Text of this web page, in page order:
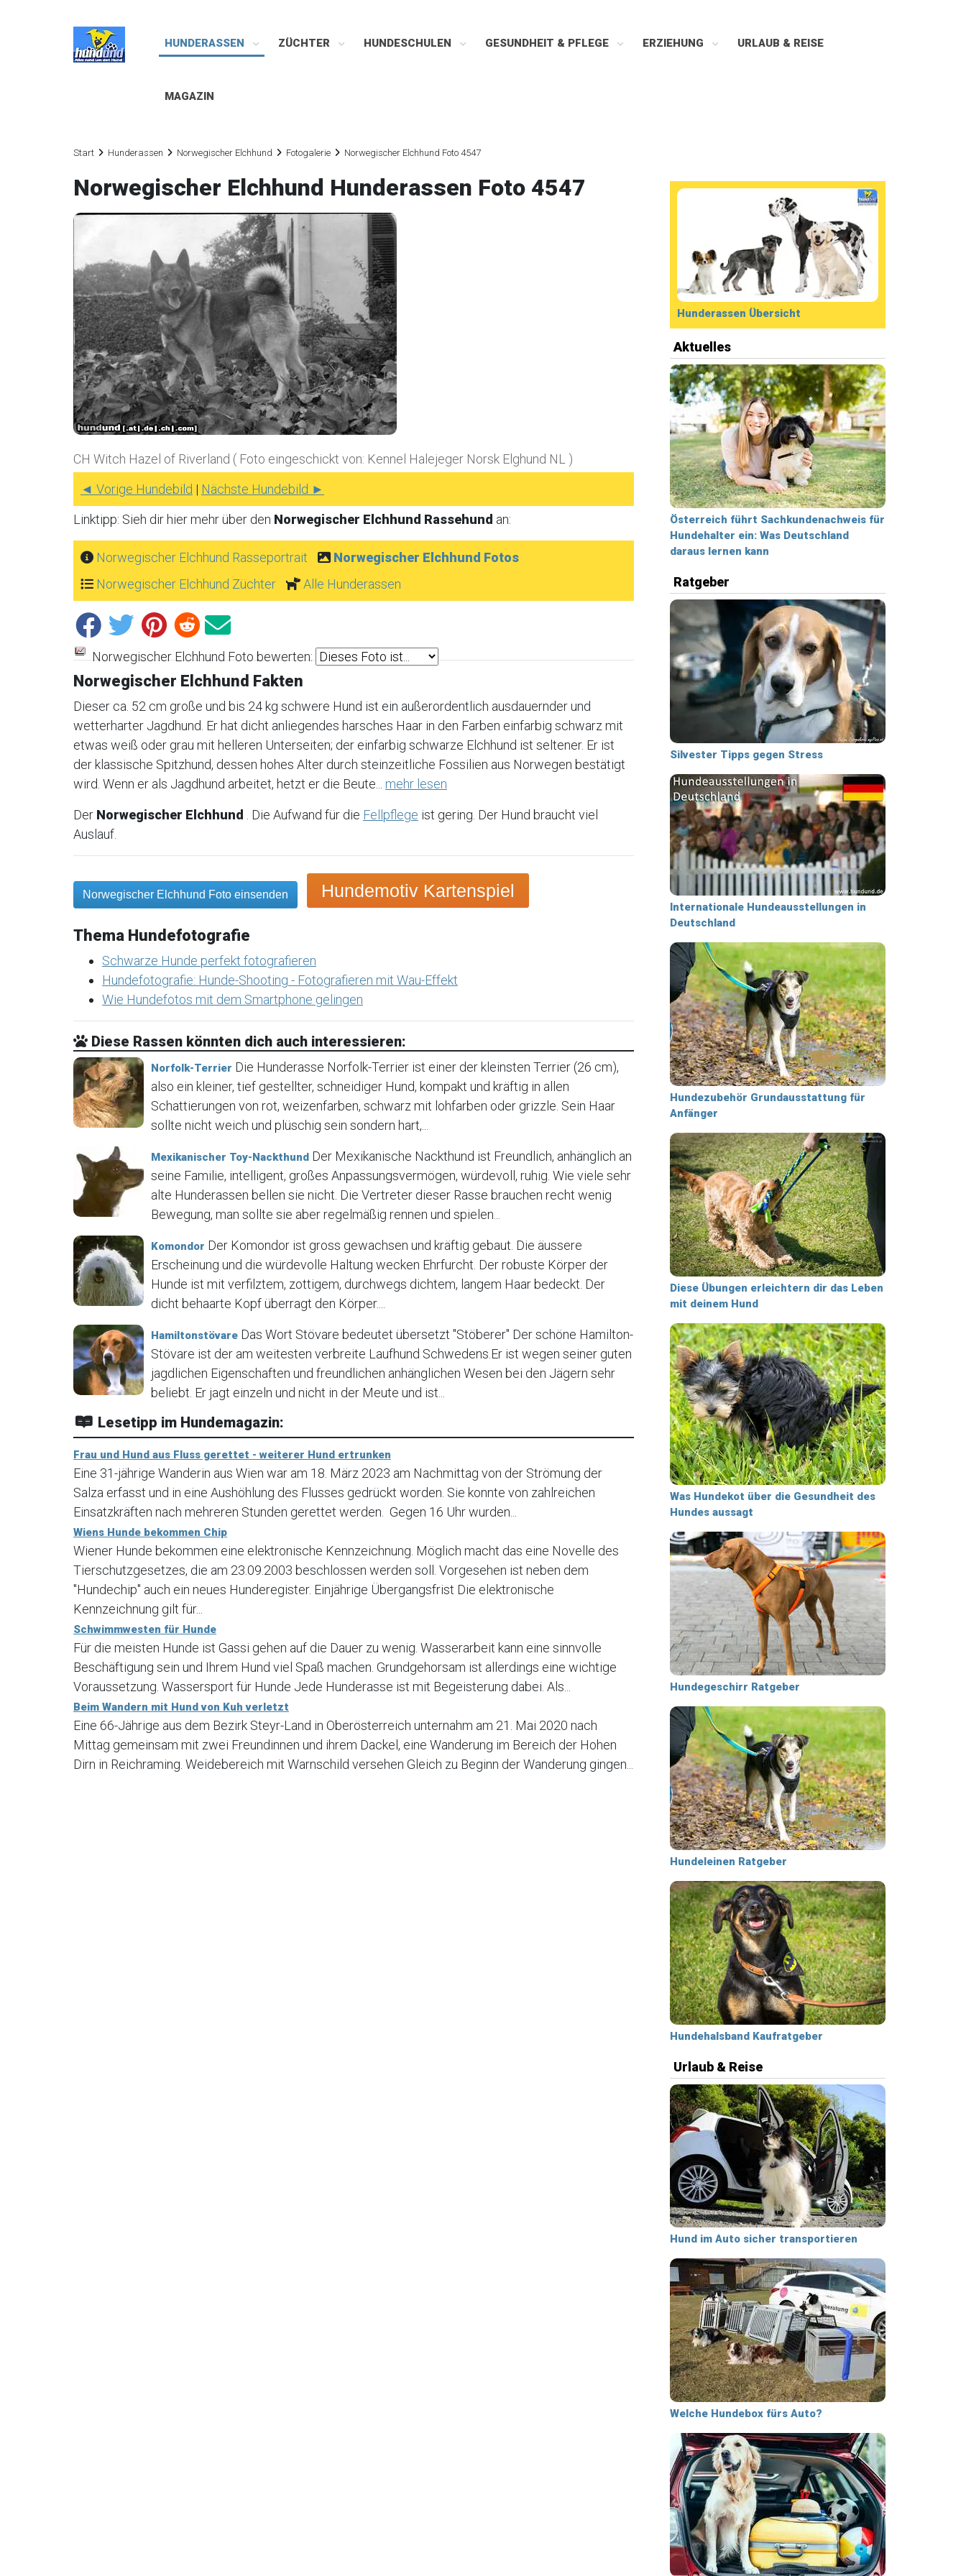
HUNDERASSEN ZÜCHTER HUNDESCHULEN GESUNDHEIT & PFLEGE ERZIEHUNG URLAUB & REISE
MAGAZIN
Start Hunderassen Norwegischer Elchhund Fotogalerie Norwegischer Elchhund Foto 4547
Norwegischer Elchhund Hunderassen Foto 4547
CH Witch Hazel of Riverland ( Foto eingeschickt von: Kennel Halejeger Norsk Elghund NL )
◄ Vorige Hundebild | Nächste Hundebild ►
Linktipp: Sieh dir hier mehr über den Norwegischer Elchhund Rassehund an:
Norwegischer Elchhund Rasseportrait
Norwegischer Elchhund Fotos
Norwegischer Elchhund Züchter
Alle Hunderassen
Norwegischer Elchhund Foto bewerten:
Norwegischer Elchhund Fakten
Dieser ca. 52 cm große und bis 24 kg schwere Hund ist ein außerordentlich ausdauernder und
wetterharter Jagdhund. Er hat dicht anliegendes harsches Haar in den Farben einfarbig schwarz mit
etwas weiß oder grau mit helleren Unterseiten; der einfarbig schwarze Elchhund ist seltener. Er ist
der klassische Spitzhund, dessen hohes Alter durch steinzeitliche Fossilien aus Norwegen bestätigt
wird. Wenn er als Jagdhund arbeitet, hetzt er die Beute... mehr lesen
Der Norwegischer Elchhund . Die Aufwand für die Fellpflege ist gering. Der Hund braucht viel
Auslauf.
Norwegischer Elchhund Foto einsenden Hundemotiv Kartenspiel
Thema Hundefotografie
Schwarze Hunde perfekt fotografieren
Hundefotografie: Hunde-Shooting - Fotografieren mit Wau-Effekt
Wie Hundefotos mit dem Smartphone gelingen
Diese Rassen könnten dich auch interessieren:
Norfolk-Terrier Die Hunderasse Norfolk-Terrier ist einer der kleinsten Terrier (26 cm),
also ein kleiner, tief gestellter, schneidiger Hund, kompakt und kräftig in allen
Schattierungen von rot, weizenfarben, schwarz mit lohfarben oder grizzle. Sein Haar
sollte nicht weich und plüschig sein sondern hart,...
Mexikanischer Toy-Nackthund Der Mexikanische Nackthund ist Freundlich, anhänglich an
seine Familie, intelligent, großes Anpassungsvermögen, würdevoll, ruhig. Wie viele sehr
alte Hunderassen bellen sie nicht. Die Vertreter dieser Rasse brauchen recht wenig
Bewegung, man sollte sie aber regelmäßig rennen und spielen...
Komondor Der Komondor ist gross gewachsen und kräftig gebaut. Die äussere
Erscheinung und die würdevolle Haltung wecken Ehrfurcht. Der robuste Körper der
Hunde ist mit verfilztem, zottigem, durchwegs dichtem, langem Haar bedeckt. Der
dicht behaarte Kopf überragt den Körper....
Hamiltonstövare Das Wort Stövare bedeutet übersetzt "Stöberer" Der schöne Hamilton-
Stövare ist der am weitesten verbreite Laufhund Schwedens.Er ist wegen seiner guten
jagdlichen Eigenschaften und freundlichen anhänglichen Wesen bei den Jägern sehr
beliebt. Er jagt einzeln und nicht in der Meute und ist...
Lesetipp im Hundemagazin:
Frau und Hund aus Fluss gerettet - weiterer Hund ertrunken
Eine 31-jährige Wanderin aus Wien war am 18. März 2023 am Nachmittag von der Strömung der
Salza erfasst und in eine Aushöhlung des Flusses gedrückt worden. Sie konnte von zahlreichen
Einsatzkräften nach mehreren Stunden gerettet werden. Gegen 16 Uhr wurden...
Wiens Hunde bekommen Chip
Wiener Hunde bekommen eine elektronische Kennzeichnung. Möglich macht das eine Novelle des
Tierschutzgesetzes, die am 23.09.2003 beschlossen werden soll. Vorgesehen ist neben dem
"Hundechip" auch ein neues Hunderegister. Einjährige Übergangsfrist Die elektronische
Kennzeichnung gilt für...
Schwimmwesten für Hunde
Für die meisten Hunde ist Gassi gehen auf die Dauer zu wenig. Wasserarbeit kann eine sinnvolle
Beschäftigung sein und Ihrem Hund viel Spaß machen. Grundgehorsam ist allerdings eine wichtige
Voraussetzung. Wassersport für Hunde Jede Hunderasse ist mit Begeisterung dabei. Als...
Beim Wandern mit Hund von Kuh verletzt
Eine 66-Jährige aus dem Bezirk Steyr-Land in Oberösterreich unternahm am 21. Mai 2020 nach
Mittag gemeinsam mit zwei Freundinnen und ihrem Dackel, eine Wanderung im Bereich der Hohen
Dirn in Reichraming. Weidebereich mit Warnschild versehen Gleich zu Beginn der Wanderung gingen...
Hunderassen Übersicht
Aktuelles
Österreich führt Sachkundenachweis für
Hundehalter ein: Was Deutschland
daraus lernen kann
Ratgeber
Silvester Tipps gegen Stress
Internationale Hundeausstellungen in
Deutschland
Hundezubehör Grundausstattung für
Anfänger
Diese Übungen erleichtern dir das Leben
mit deinem Hund
Was Hundekot über die Gesundheit des
Hundes aussagt
Hundegeschirr Ratgeber
Hundeleinen Ratgeber
Hundehalsband Kaufratgeber
Urlaub & Reise
Hund im Auto sicher transportieren
Welche Hundebox fürs Auto?